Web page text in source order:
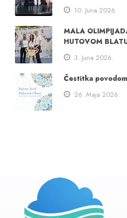
10. Juna 2026.
MALA
HUTOVOM
3. Juna 2026.
Čestitka
26. Maja 2026.